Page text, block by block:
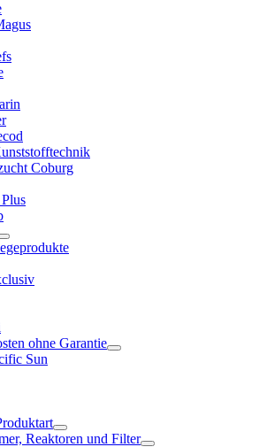
Coburg
ohne Garantie
Sun
Reaktoren und Filter